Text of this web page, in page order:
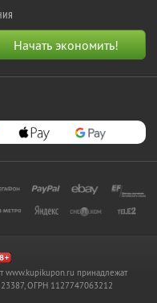
www.kupikupon.ru принадлежат
ОГРН 1127747063212